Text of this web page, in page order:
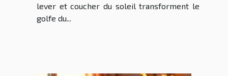
lever et coucher du soleil transforment le
golfe du...